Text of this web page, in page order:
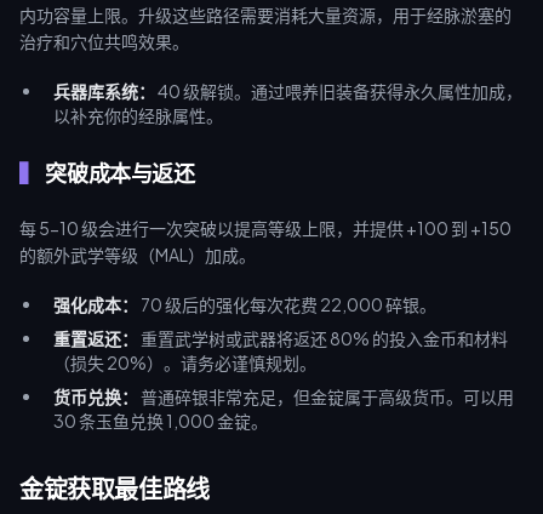
内功容量上限。升级这些路径需要消耗大量资源，用于经脉淤塞的
治疗和穴位共鸣效果。
兵器库系统：
40 级解锁。通过喂养旧装备获得永久属性加成，
以补充你的经脉属性。
突破成本与返还
每 5-10 级会进行一次突破以提高等级上限，并提供 +100 到 +150
的额外武学等级（MAL）加成。
强化成本：
70 级后的强化每次花费 22,000 碎银。
重置返还：
重置武学树或武器将返还 80% 的投入金币和材料
（损失 20%）。请务必谨慎规划。
货币兑换：
普通碎银非常充足，但金锭属于高级货币。可以用
30 条玉鱼兑换 1,000 金锭。
金锭获取最佳路线